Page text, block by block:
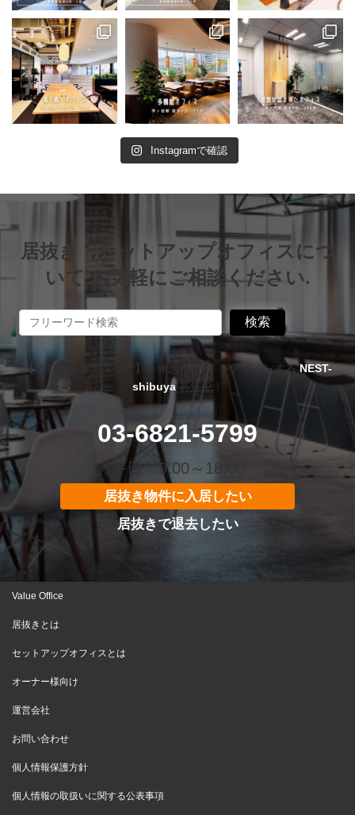
Instagramで確認
居抜き・セットアップオフィスにつ
いて お気軽にご相談ください.
検索
【渋谷・表参道エリア】「休息×集中」をデザインするNEST-
shibuya募集中！
03-6821-5799
平日 9:00～18:00
居抜き物件に入居したい
居抜きで退去したい
Value Office
居抜きとは
セットアップオフィスとは
オーナー様向け
運営会社
お問い合わせ
個人情報保護方針
個人情報の取扱いに関する公表事項